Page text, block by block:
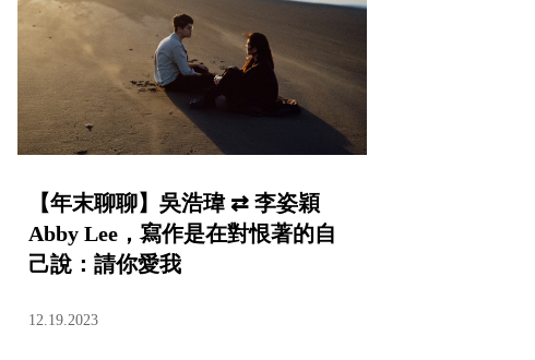
【年末聊聊】吳浩瑋 ⇄ 李姿穎
Abby Lee，寫作是在對恨著的自
己說：請你愛我
12.19.2023